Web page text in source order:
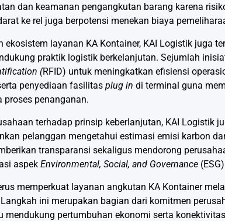
dan keamanan pengangkutan barang karena
ke rel juga berpotensi menekan biaya
ekosistem layanan KA Kontainer, KAI Logistik juga
praktik logistik berkelanjutan. Sejumlah
(RFID) untuk meningkatkan efisiensi
penyediaan fasilitas plug in di terminal guna
proses penanganan.
terhadap prinsip keberlanjutan, KAI Logistik
pelanggan mengetahui estimasi emisi karbon
transparansi sekaligus mendorong
aspek Environmental, Social, and Governance
memperkuat layanan angkutan KA Kontainer
ini merupakan bagian dari komitmen
mendukung pertumbuhan ekonomi serta